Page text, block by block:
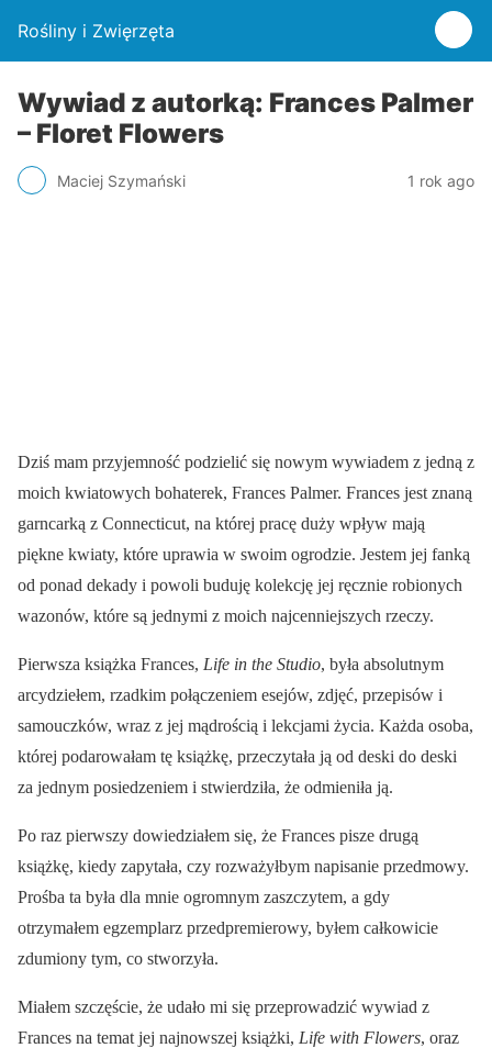
Rośliny i Zwięrzęta
Wywiad z autorką: Frances Palmer
– Floret Flowers
Maciej Szymański 1 rok ago
Dziś mam przyjemność podzielić się nowym wywiadem z jedną z
moich kwiatowych bohaterek, Frances Palmer. Frances jest znaną
garncarką z Connecticut, na której pracę duży wpływ mają
piękne kwiaty, które uprawia w swoim ogrodzie. Jestem jej fanką
od ponad dekady i powoli buduję kolekcję jej ręcznie robionych
wazonów, które są jednymi z moich najcenniejszych rzeczy.
Pierwsza książka Frances, Life in the Studio, była absolutnym
arcydziełem, rzadkim połączeniem esejów, zdjęć, przepisów i
samouczków, wraz z jej mądrością i lekcjami życia. Każda osoba,
której podarowałam tę książkę, przeczytała ją od deski do deski
za jednym posiedzeniem i stwierdziła, że odmieniła ją.
Po raz pierwszy dowiedziałem się, że Frances pisze drugą
książkę, kiedy zapytała, czy rozważyłbym napisanie przedmowy.
Prośba ta była dla mnie ogromnym zaszczytem, a gdy
otrzymałem egzemplarz przedpremierowy, byłem całkowicie
zdumiony tym, co stworzyła.
Miałem szczęście, że udało mi się przeprowadzić wywiad z
Frances na temat jej najnowszej książki, Life with Flowers, oraz